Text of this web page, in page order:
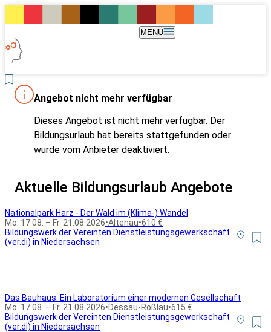
MENÜ
Angebot nicht mehr verfügbar
Dieses Angebot ist nicht mehr verfügbar. Der
Bildungsurlaub hat bereits stattgefunden oder
wurde vom Anbieter deaktiviert.
Aktuelle Bildungsurlaub Angebote
Nationalpark Harz - Der Wald im (Klima-) Wandel
Mo. 17.08. – Fr. 21.08.2026•Altenau•610 €
Bildungswerk der Vereinten Dienstleistungsgewerkschaft
(ver.di) in Niedersachsen
Das Bauhaus: Ein Laboratorium einer modernen Gesellschaft
Mo. 17.08. – Fr. 21.08.2026•Dessau-Roßlau•615 €
Bildungswerk der Vereinten Dienstleistungsgewerkschaft
(ver.di) in Niedersachsen